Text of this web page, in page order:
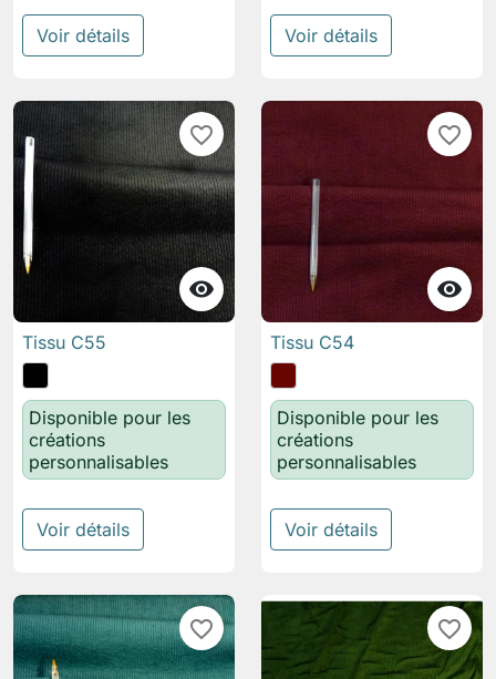
Voir détails Voir détails

favorite_border
Tissu C55
Disponible pour les
créations
personnalisables
Voir détails

favorite_border
Tissu C54
Disponible pour les
créations
personnalisables
Voir détails
favorite_border favorite_border